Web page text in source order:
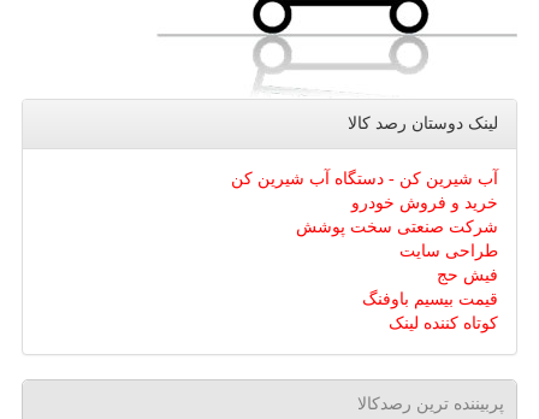
لینک دوستان رصد كالا
آب شیرین کن - دستگاه آب شیرین کن
خرید و فروش خودرو
شرکت صنعتی سخت پوشش
طراحی سایت
فیش حج
قیمت بیسیم باوفنگ
کوتاه کننده لینک
پربیننده ترین رصدکالا